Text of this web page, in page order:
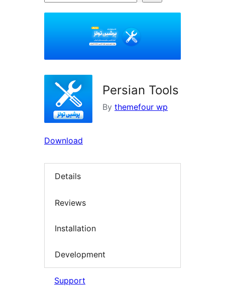
Persian Tools
By themefour wp
Download
Details
Reviews
Installation
Development
Support